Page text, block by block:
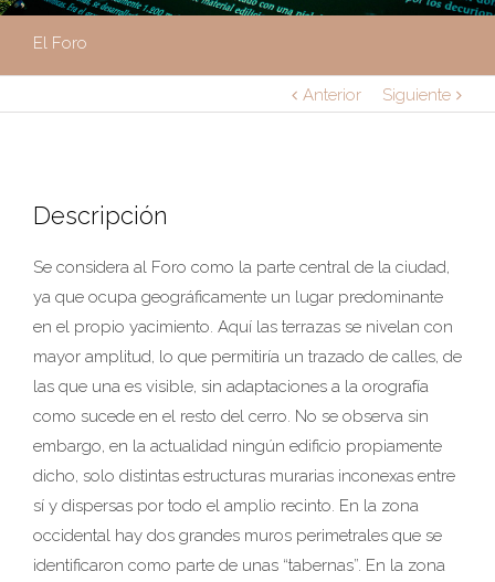
El Foro
Anterior Siguiente
Descripción
Se considera al Foro como la parte central de la ciudad,
ya que ocupa geográficamente un lugar predominante
en el propio yacimiento. Aquí las terrazas se nivelan con
mayor amplitud, lo que permitiría un trazado de calles, de
las que una es visible, sin adaptaciones a la orografía
como sucede en el resto del cerro. No se observa sin
embargo, en la actualidad ningún edificio propiamente
dicho, solo distintas estructuras murarias inconexas entre
sí y dispersas por todo el amplio recinto. En la zona
occidental hay dos grandes muros perimetrales que se
identificaron como parte de unas “tabernas”. En la zona